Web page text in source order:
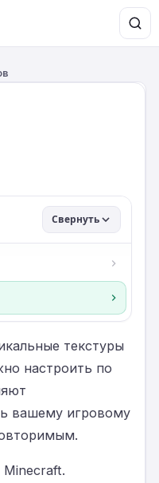
Свернуть
текстуры
настроить по
вашему игровому